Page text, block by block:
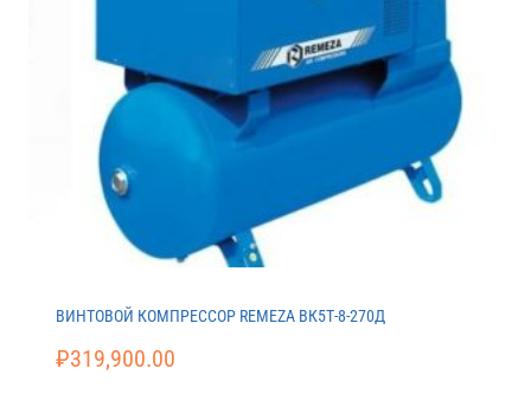
ВИНТОВОЙ КОМПРЕССОР REMEZA ВК5Т-8-270Д
₽319,900.00